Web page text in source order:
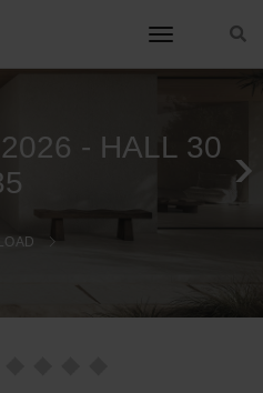
toggle
- HALL 30